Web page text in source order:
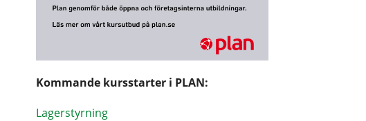
Kommande kursstarter i PLAN:
Lagerstyrning